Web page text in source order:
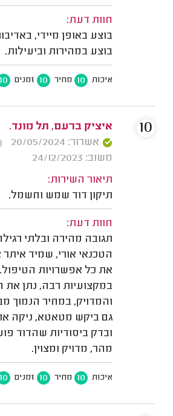
חוות דעת:
בוצע באופן מיידי,
בוצע במהירות וביעילות.
איכות 10 מחיר 10 זמנים 10
איציק ברעם, תל מונד.
אשרור: 20/05/2024
משוב: 24/12/2023
תיאור השירות:
תיקון דוד שמש וחשמל.
חוות דעת:
תגובה מהירה ובלתי
הטכנאי אורי, שמיד
את כל אפשרויות
במקצועיות רבה, נתן את
והמדויק, במחיר הנמוך
גם ביקש מטאטא, ניקה
ובדק ביסודיות שהדוד
מהר, מדויק ומצוין.
איכות 10 מחיר 10 זמנים 10
10